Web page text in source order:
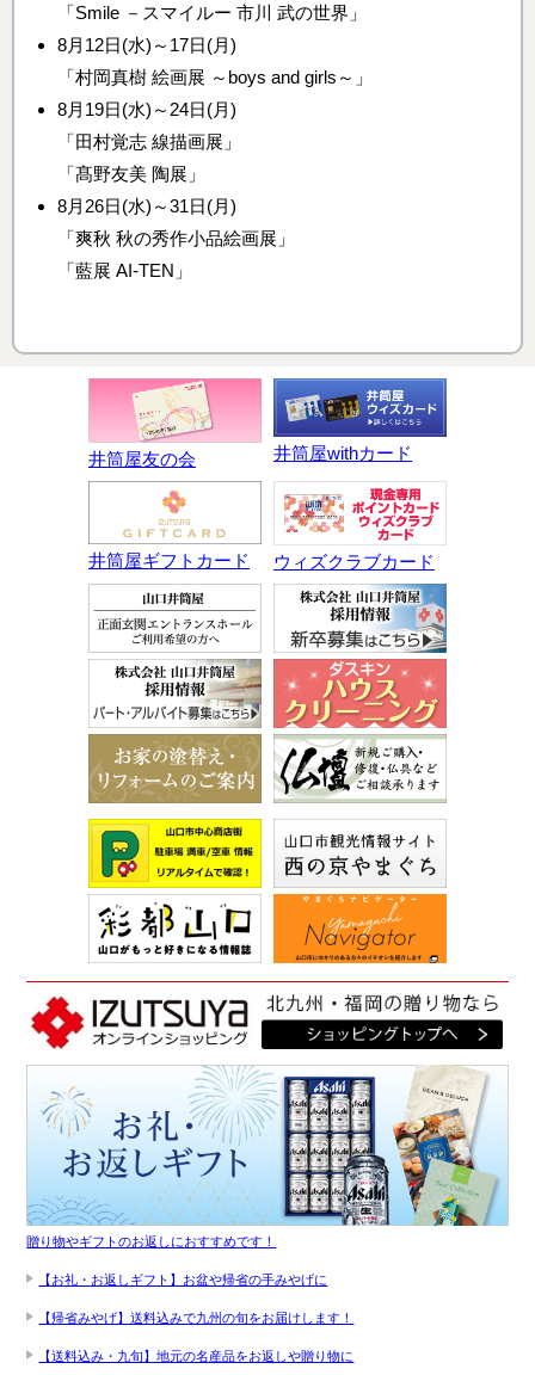
「Smile －スマイルー 市川 武の世界」
8月12日(水)～17日(月)
「村岡真樹 絵画展 ～boys and girls～」
8月19日(水)～24日(月)
「田村覚志 線描画展」
「髙野友美 陶展」
8月26日(水)～31日(月)
「爽秋 秋の秀作小品絵画展」
「藍展 AI-TEN」
井筒屋友の会 井筒屋withカード
井筒屋ギフトカード ウィズクラブカード
贈り物やギフトのお返しにおすすめです！
【お礼・お返しギフト】お盆や帰省の手みやげに
【帰省みやげ】送料込みで九州の旬をお届けします！
【送料込み・九旬】地元の名産品をお返しや贈り物に